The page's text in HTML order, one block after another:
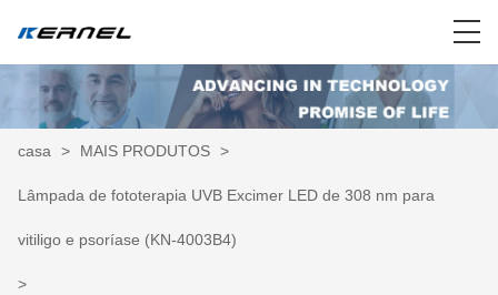
casa > MAIS PRODUTOS >
Lâmpada de fototerapia UVB Excimer LED de 308 nm para
vitiligo e psoríase (KN-4003B4)
>